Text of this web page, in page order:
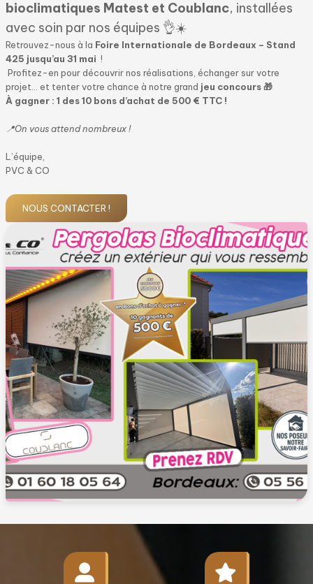
bioclimatiques Matest et Coublanc, installées
avec soin par nos équipes 👌☀️
Retrouvez-nous à la Foire Internationale de Bordeaux – Stand
425 jusqu’au 31 mai !
Profitez-en pour découvrir nos réalisations, échanger sur votre
projet… et tenter votre chance à notre grand jeu concours 🎁
À gagner : 1 des 10 bons d’achat de 500 € TTC !
📍On vous attend nombreux !
L’équipe,
PVC & CO
NOUS CONTACTER !